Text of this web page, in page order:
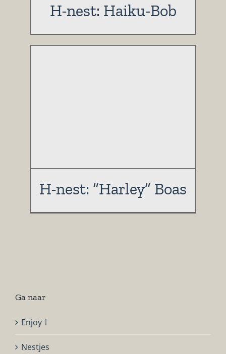
H-nest: Haiku-Bob
H-nest: “Harley” Boas
Ga naar
Enjoy †
Nestjes